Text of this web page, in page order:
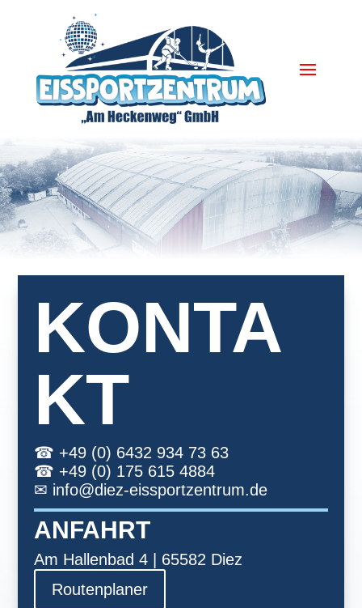
KONTA
KT
☎︎ +49 (0) 6432 934 73 63
☎︎ +49 (0) 175 615 4884
✉︎ info@diez-eissportzentrum.de
ANFAHRT
Am Hallenbad 4 | 65582 Diez
Routenplaner